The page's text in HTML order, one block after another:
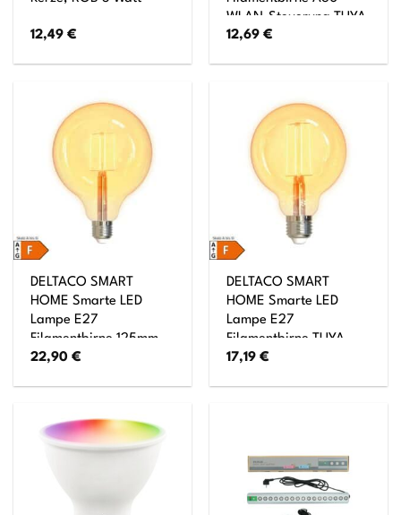
12,49€
WLAN-Steuerung TUYA
System 5,5W
12,69€
DELTACO SMART
HOME Smarte LED
Lampe E27
Filamentbirne 125mm
und 5,5 Watt TUYA
22,90€
DELTACO SMART
HOME Smarte LED
Lampe E27
Filamentbirne TUYA
System 95mm und 5,5
17,19€